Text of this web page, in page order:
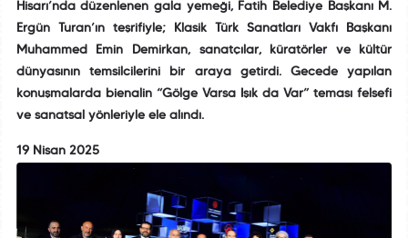
Hisarı’nda düzenlenen gala yemeği, Fatih Belediye Başkanı M.
Ergün Turan’ın teşrifiyle; Klasik Türk Sanatları Vakfı Başkanı
Muhammed Emin Demirkan, sanatçılar, küratörler ve kültür
dünyasının temsilcilerini bir araya getirdi. Gecede yapılan
konuşmalarda bienalin “Gölge Varsa Işık da Var” teması felsefi
ve sanatsal yönleriyle ele alındı.
19 Nisan 2025